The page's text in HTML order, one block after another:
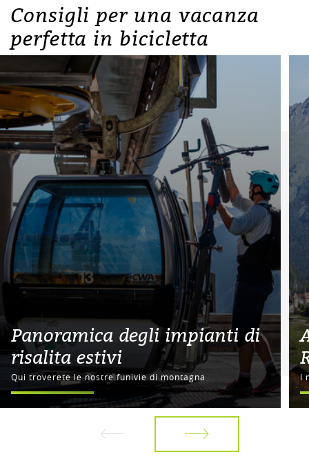
Consigli per una vacanza
perfetta in bicicletta
Panoramica degli impianti di
risalita estivi
Qui troverete le nostre funivie di montagna I